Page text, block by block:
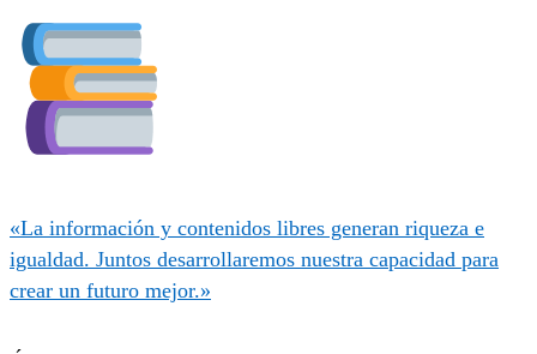
«La información y contenidos libres generan riqueza e
igualdad. Juntos desarrollaremos nuestra capacidad para
crear un futuro mejor.»